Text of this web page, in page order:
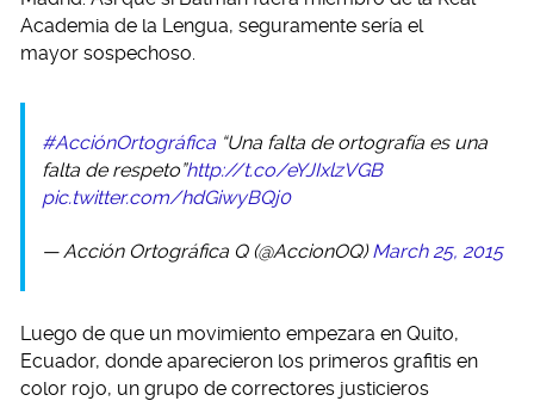
Academia de la Lengua, seguramente sería el
mayor sospechoso.
#AcciónOrtográfica “Una falta de ortografía es una
falta de respeto”http://t.co/eYJIxlzVGB
pic.twitter.com/hdGiwyBQj0
— Acción Ortográfica Q (@AccionOQ)March 25, 2015
Luego de que un movimiento empezara en Quito,
Ecuador, donde aparecieron los primeros grafitis en
color rojo, un grupo de correctores justicieros